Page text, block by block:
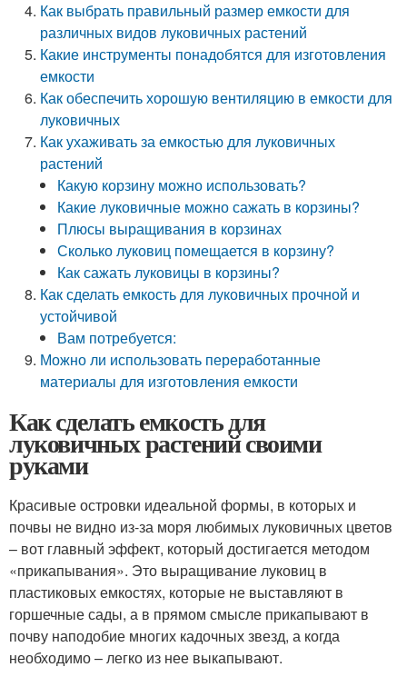
Как выбрать правильный размер емкости для
различных видов луковичных растений
Какие инструменты понадобятся для изготовления
емкости
Как обеспечить хорошую вентиляцию в емкости для
луковичных
Как ухаживать за емкостью для луковичных
растений
Какую корзину можно использовать?
Какие луковичные можно сажать в корзины?
Плюсы выращивания в корзинах
Сколько луковиц помещается в корзину?
Как сажать луковицы в корзины?
Как сделать емкость для луковичных прочной и
устойчивой
Вам потребуется:
Можно ли использовать переработанные
материалы для изготовления емкости
Как сделать емкость для
луковичных растений своими
руками
Красивые островки идеальной формы, в которых и
почвы не видно из-за моря любимых луковичных цветов
– вот главный эффект, который достигается методом
«прикапывания». Это выращивание луковиц в
пластиковых емкостях, которые не выставляют в
горшечные сады, а в прямом смысле прикапывают в
почву наподобие многих кадочных звезд, а когда
необходимо – легко из нее выкапывают.